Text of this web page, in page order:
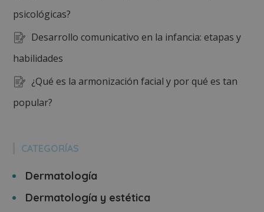
psicológicas?
Desarrollo comunicativo en la infancia: etapas y
habilidades
¿Qué es la armonización facial y por qué es tan
popular?
CATEGORÍAS
Dermatología
Dermatología y estética